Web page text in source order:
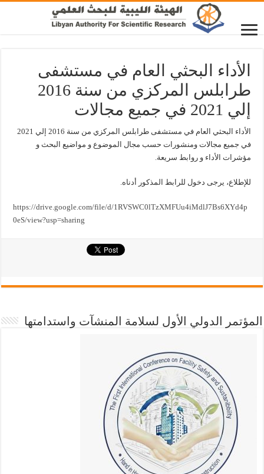
الأداء البحثي العام في مستشفى
طرابلس المركزي من سنة 2016
إلي 2021 في جميع مجالات
الأداء البحثي العام في مستشفى طرابلس المركزي من سنة 2016 إلي 2021
في جميع مجالات ومنشورات حسب مجال الموضوع و مواضيع البحث و
مؤشرات الأداء و روابط سريعة.
للإطلاع، يرجى دخول للرابط المذكور أدناه.
https://drive.google.com/file/d/1RVSWC0lTzXMFUu4iMdlJ7Bs6XYd4p
0eS/view?usp=sharing
المؤتمر الدولي الأول لسلامة المنشآت واستدامتها